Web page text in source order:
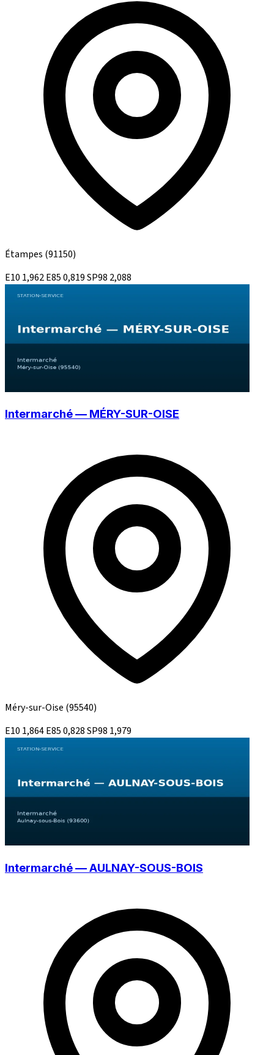
Étampes (91150)
E10 1,962E850,819SP98 2,088
Intermarché — MÉRY-SUR-OISE
Méry-sur-Oise (95540)
E10 1,864E850,828SP98 1,979
Intermarché — AULNAY-SOUS-BOIS